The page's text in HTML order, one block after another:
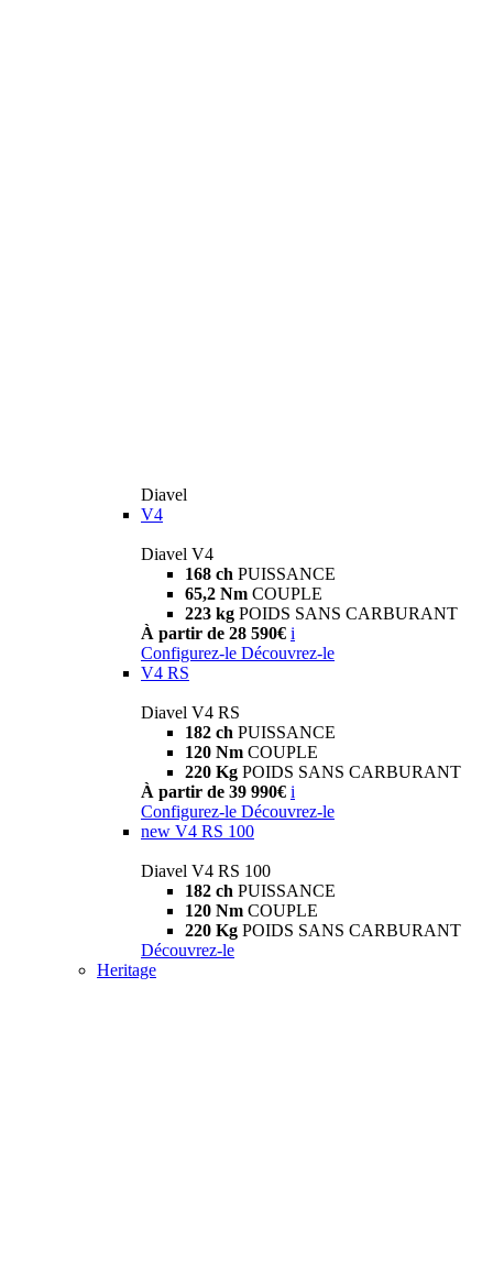
Diavel
V4
Diavel V4
168 ch PUISSANCE
65,2 Nm COUPLE
223 kg POIDS SANS CARBURANT
À partir de 28 590€ i
Configurez-le Découvrez-le
V4 RS
Diavel V4 RS
182 ch PUISSANCE
120 Nm COUPLE
220 Kg POIDS SANS CARBURANT
À partir de 39 990€ i
Configurez-le Découvrez-le
new V4 RS 100
Diavel V4 RS 100
182 ch PUISSANCE
120 Nm COUPLE
220 Kg POIDS SANS CARBURANT
Découvrez-le
Heritage